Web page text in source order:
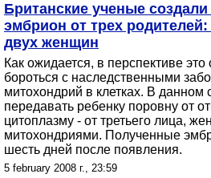
Британские ученые создали
эмбрион от трех
двух женщин
Как ожидается, в перспективе
бороться с наследственными
митохондрий в клетках. В
передавать ребенку поровну от
цитоплазму - от третьего лица,
митохондриями. Полученные
шесть дней после появления.
5 february 2008 г., 23:59